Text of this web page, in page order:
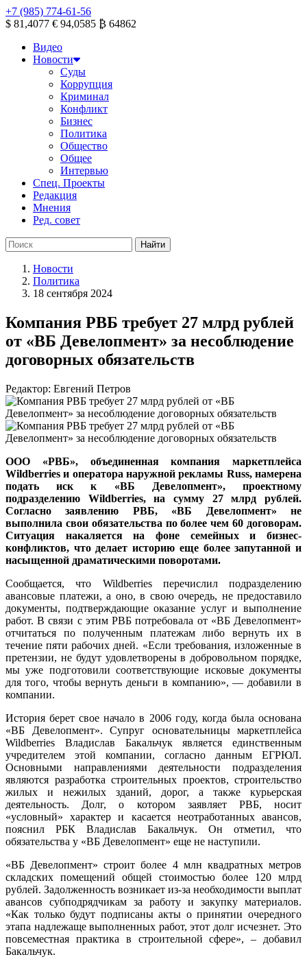
+7 (985) 774-61-56
$ 81,4077 € 94,0585 ₿ 64862
Видео
Новости
Суды
Коррупция
Криминал
Конфликт
Бизнес
Политика
Общество
Общее
Интервью
Спец. Проекты
Редакция
Мнения
Ред. совет
Новости
Политика
18 сентября 2024
Компания РВБ требует 27 млрд рублей
от «ВБ Девелопмент» за несоблюдение
договорных обязательств
Редактор: Евгений Петров
ООО «РВБ», объединенная компания маркетплейса
Wildberries и оператора наружной рекламы Russ, намерена
подать иск к «ВБ Девелопмент», проектному
подразделению Wildberries, на сумму 27 млрд рублей.
Согласно заявлению РВБ, «ВБ Девелопмент» не
выполнила свои обязательства по более чем 60 договорам.
Ситуация накаляется на фоне семейных и бизнес-
конфликтов, что делает историю еще более запутанной и
насыщенной драматическими поворотами.
Сообщается, что Wildberries перечислил подразделению
авансовые платежи, а оно, в свою очередь, не предоставило
документы, подтверждающие оказание услуг и выполнение
работ. В связи с этим РВБ потребовала от «ВБ Девелопмент»
отчитаться по полученным платежам либо вернуть их в
течение пяти рабочих дней. «Если требования, изложенные в
претензии, не будут удовлетворены в добровольном порядке,
мы уже подготовили соответствующие исковые документы
для того, чтобы вернуть деньги в компанию», — добавили в
компании.
История берет свое начало в 2006 году, когда была основана
«ВБ Девелопмент». Супруг основательницы маркетплейса
Wildberries Владислав Бакальчук является единственным
учредителем этой компании, согласно данным ЕГРЮЛ.
Основными направлениями деятельности подразделения
являются разработка строительных проектов, строительство
жилых и нежилых зданий, дорог, а также курьерская
деятельность. Долг, о котором заявляет РВБ, носит
«условный» характер и касается неотработанных авансов,
пояснил РБК Владислав Бакальчук. Он отметил, что
обязательства у «ВБ Девелопмент» еще не наступили.
«ВБ Девелопмент» строит более 4 млн квадратных метров
складских помещений общей стоимостью более 120 млрд
рублей. Задолженность возникает из-за необходимости выплат
авансов субподрядчикам за работу и закупку материалов.
«Как только будут подписаны акты о принятии очередного
этапа надлежаще выполненных работ, этот долг исчезнет. Это
повсеместная практика в строительной сфере», – добавил
Бакальчук.